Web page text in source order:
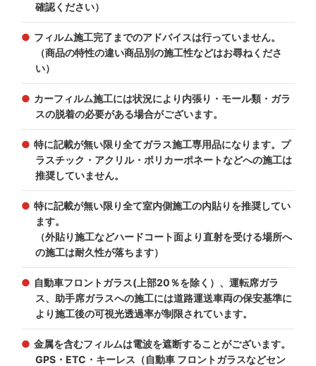
確認ください）
フィルム施工完了までのアドバイスは行っていません。
（商品の特性の違い商品別の施工性などはお尋ねくださ
い）
カーフィルム施工には状況により内張り・モール類・ガラ
スの脱着の必要がある場合がございます。
特に記載が無い限り全てガラス施工専用品になります。プ
ラスチック・アクリル・ポリカーポネートなどへの施工は
推奨していません。
特に記載が無い限り全て室内側施工の内貼りを推奨してい
ます。
（外貼り施工などハードコート面より直射を受ける場所へ
の施工は耐久性が落ちます）
自動車フロントガラス(上部20％を除く）、運転席ガラ
ス、助手席ガラスへの施工には道路運送車両の保安基準に
より施工後の可視光透過率が制限されています。
金属を含むフィルムは電波を遮断することがございます。
GPS・ETC・キーレス（自動車 フロントガラスなどセン